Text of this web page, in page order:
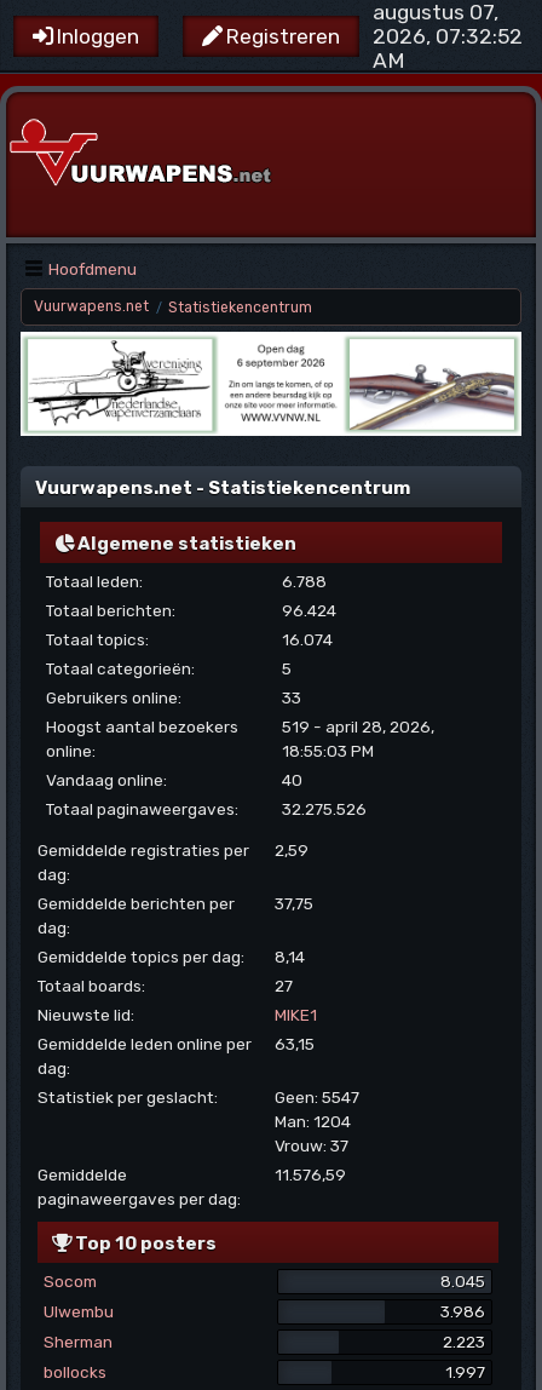
Inloggen Registreren
augustus 07,
2026, 07:32:52
AM
Hoofdmenu
Vuurwapens.net / Statistiekencentrum
Vuurwapens.net - Statistiekencentrum
Algemene statistieken
Totaal leden:
6.788
Totaal berichten:
96.424
Totaal topics:
16.074
Totaal categorieën:
5
Gebruikers online:
33
Hoogst aantal bezoekers
online:
519 - april 28, 2026,
18:55:03 PM
Vandaag online:
40
Totaal paginaweergaves:
32.275.526
Gemiddelde registraties per
dag:
2,59
Gemiddelde berichten per
dag:
37,75
Gemiddelde topics per dag:
8,14
Totaal boards:
27
Nieuwste lid:
MIKE1
Gemiddelde leden online per
dag:
63,15
Statistiek per geslacht:
Geen: 5547
Man: 1204
Vrouw: 37
Gemiddelde
paginaweergaves per dag:
11.576,59
Top 10 posters
Socom
8.045
Ulwembu
3.986
Sherman
2.223
bollocks
1.997